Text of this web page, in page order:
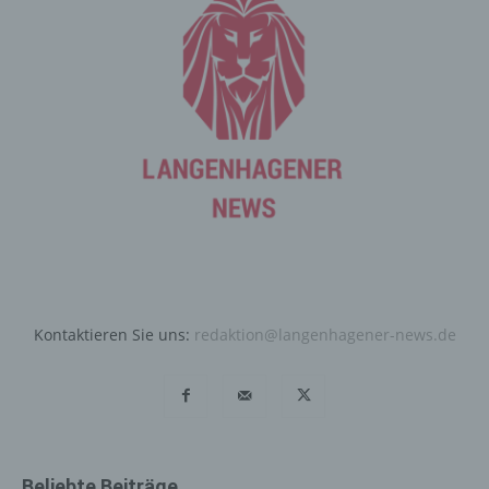
Kontaktieren Sie uns: redaktion@langenhagener-news.de
entsprechenden Einstellung des genutzten
Internetbrowsers verhindern und damit der Setzung von
Cookies dauerhaft widersprechen. Ferner können
bereits gesetzte Cookies jederzeit über einen
Internetbrowser oder andere Softwareprogramme
gelöscht werden. Dies ist in allen gängigen
Internetbrowsern möglich. Deaktiviert die betroffene
Internetbrowser, sind unter Umständen nicht alle
automatisiertes System eine Reihe von allgemeinen
gespeichert. Erfasst werden können die (1) verwendeten